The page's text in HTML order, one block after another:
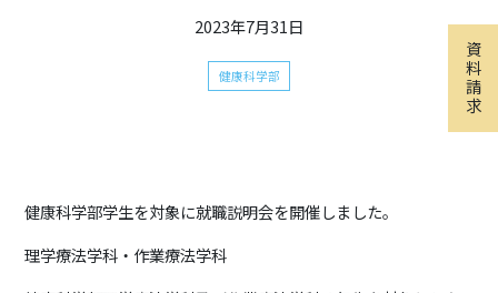
資
料
請
求
2023年7月31日
健康科学部
健康科学部学生を対象に就職説明会を開催しました。
理学療法学科・作業療法学科